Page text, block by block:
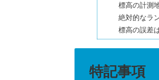
標高の計測
絶対的なラ
標高の誤差
特記事項